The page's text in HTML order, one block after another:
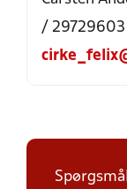
/ 29729603